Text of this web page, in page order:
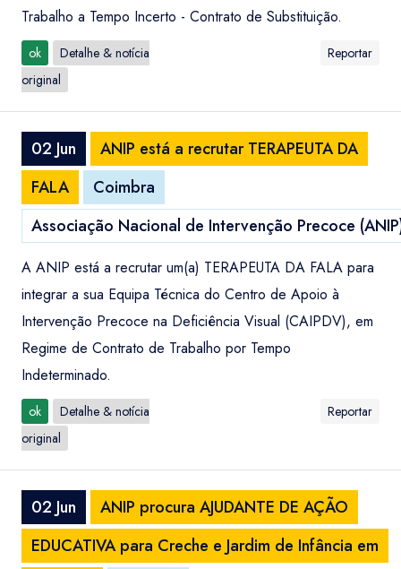
Trabalho a Tempo Incerto - Contrato de Substituição.
ok
Detalhe & notícia
original
Reportar
02 Jun
ANIP está a recrutar TERAPEUTA DA
FALA
Coimbra
Associação Nacional de Intervenção Precoce
A ANIP está a recrutar um(a) TERAPEUTA DA FALA para
integrar a sua Equipa Técnica do Centro de Apoio à
Intervenção Precoce na Deficiência Visual (CAIPDV), em
Regime de Contrato de Trabalho por Tempo
Indeterminado.
ok
Detalhe & notícia
original
Reportar
02 Jun
ANIP procura AJUDANTE DE AÇÃO
EDUCATIVA para Creche e Jardim de Infância em